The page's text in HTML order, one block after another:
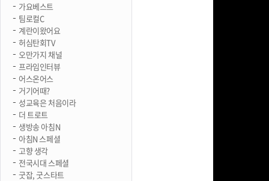
가요베스트
팀로컬C
계란이왔어요
허심탄회TV
오만가지 채널
프라임인터뷰
어스온어스
거기어때?
성교육은 처음이라
더 트로트
생방송 아침N
아침N 스페셜
고향 생각
전국시대 스페셜
굿잡, 굿스타트